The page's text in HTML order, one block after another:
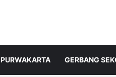
PURWAKARTA GERBANG